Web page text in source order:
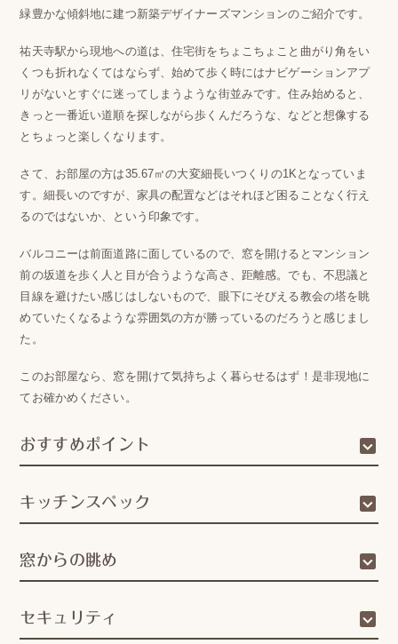
緑豊かな傾斜地に建つ新築デザイナーズマンションのご紹介です。
祐天寺駅から現地への道は、住宅街をちょこちょこと曲がり角をい
くつも折れなくてはならず、始めて歩く時にはナビゲーションアプ
リがないとすぐに迷ってしまうような街並みです。住み始めると、
きっと一番近い道順を探しながら歩くんだろうな、などと想像する
とちょっと楽しくなります。
さて、お部屋の方は35.67㎡の大変細長いつくりの1Kとなっていま
す。細長いのですが、家具の配置などはそれほど困ることなく行え
るのではないか、という印象です。
バルコニーは前面道路に面しているので、窓を開けるとマンション
前の坂道を歩く人と目が合うような高さ、距離感。でも、不思議と
目線を避けたい感じはしないもので、眼下にそびえる教会の塔を眺
めていたくなるような雰囲気の方が勝っているのだろうと感じまし
た。
このお部屋なら、窓を開けて気持ちよく暮らせるはず！是非現地に
てお確かめください。
おすすめポイント
キッチンスペック
窓からの眺め
セキュリティ